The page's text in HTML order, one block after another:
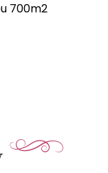
700m2